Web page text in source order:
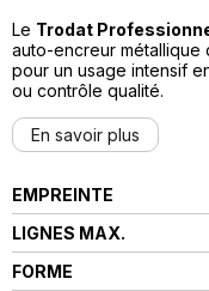
Le Trodat
auto-encreur métallique
pour un usage intensif
ou contrôle qualité.
En savoir plus
EMPREINTE
LIGNES MAX.
FORME